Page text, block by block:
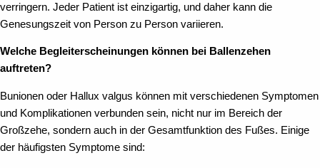
verringern. Jeder Patient ist einzigartig, und daher kann die
Genesungszeit von Person zu Person variieren.
Welche Begleiterscheinungen können bei Ballenzehen
auftreten?
Bunionen oder Hallux valgus können mit verschiedenen Symptomen
und Komplikationen verbunden sein, nicht nur im Bereich der
Großzehe, sondern auch in der Gesamtfunktion des Fußes. Einige
der häufigsten Symptome sind: